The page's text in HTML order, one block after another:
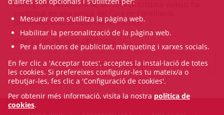
Col·legi de l'Advocacia de Barcelona, Cristina Vallejo, ha
juntament amb el notari Antoni Bosch. ...
Mon Jul 06 23:56:00 CEST 2026
VEURE TOTES LES NOTÍCIES
Mesurar com s'utilitza la pàgina web.
Habilitar la personalització de la pàgina web.
Per a funcions de publicitat, màrqueting i xarxes socials.
En fer clic a 'Acceptar totes', acceptes la instal·lació de totes
les cookies. Si prefereixes configurar-les tu mateix/a o
rebutjar-les, fes clic a 'Configuració de cookies'.
Per obtenir més informació, visita la nostra política de
cookies.